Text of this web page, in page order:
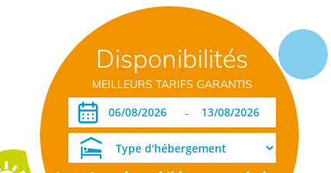
pour vos vacances!
TÉLÉCHARGEMENT PDF DATES OUVERTURE RÉSERVATION
Disponibilités
MEILLEURS TARIFS GARANTIS
-